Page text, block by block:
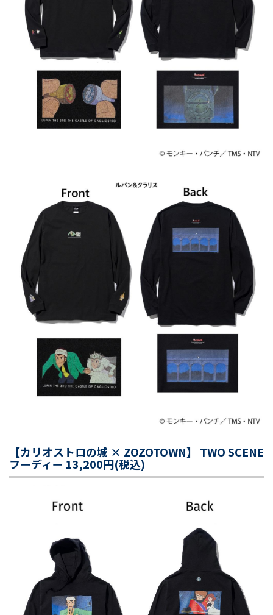
【カリオストロの城 × ZOZOTOWN】 TWO SCENE
フーディー 13,200円(税込)